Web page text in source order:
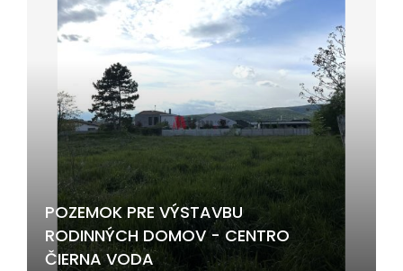
POZEMOK PRE VÝSTAVBU
RODINNÝCH DOMOV - CENTRO
ČIERNA VODA